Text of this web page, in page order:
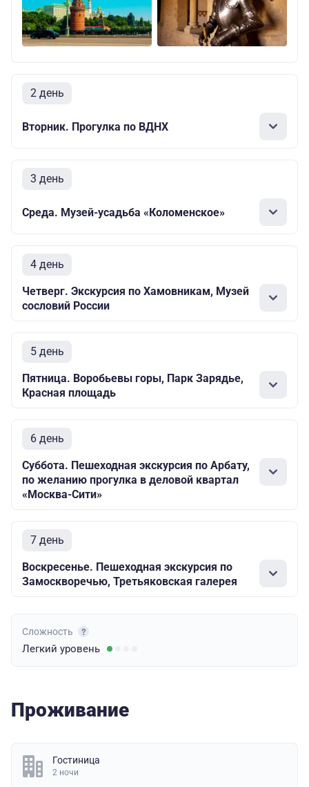
2 день
Вторник. Прогулка по ВДНХ
3 день
Среда. Музей-усадьба «Коломенское»
4 день
Четверг. Экскурсия по Хамовникам, Музей
сословий России
5 день
Пятница. Воробьевы горы, Парк Зарядье,
Красная площадь
6 день
Суббота. Пешеходная экскурсия по Арбату,
по желанию прогулка в деловой квартал
«Москва-Сити»
7 день
Воскресенье. Пешеходная экскурсия по
Замоскворечью, Третьяковская галерея
Сложность
Легкий уровень
Проживание
Гостиница
2 ночи